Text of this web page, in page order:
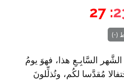
: 27
(-)
السَّابِـعِ هذا، فهوَ يومُ
مُقدَّسا لكُم، وتُذلِّلونَ